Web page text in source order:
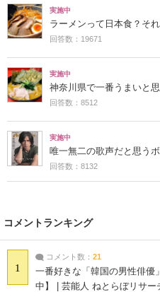
実施中
ラーメンって日本食？そ
回答数：19671
実施中
神奈川県で一番うまいと
回答数：8512
実施中
唯一無二の歌声だと思う
回答数：8132
コメントランキング
1
コメント数： 21
一番好きな「韓国の男性俳優
中】 | 芸能人 ねとらぼリサー